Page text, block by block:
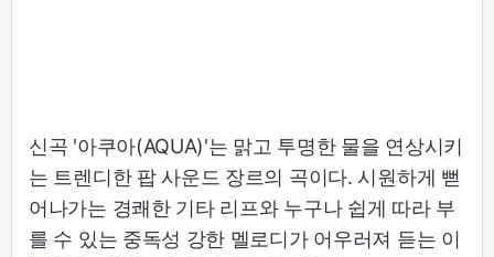
신곡 '아쿠아(AQUA)'는 맑고 투명한 물을 연상시키
는 트렌디한 팝 사운드 장르의 곡이다. 시원하게 뻗
어나가는 경쾌한 기타 리프와 누구나 쉽게 따라 부
를 수 있는 중독성 강한 멜로디가 어우러져 듣는 이